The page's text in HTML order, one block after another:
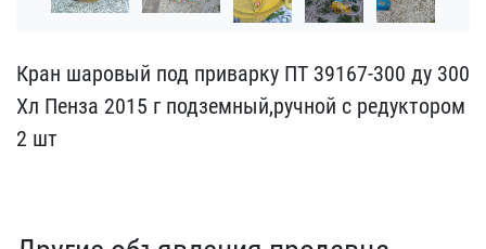
Кран шаровый под приварк​у ПТ 39167-300 ду 300
Хл​ Пенза 2015 г подземный,​ручной с редуктором
2 шт